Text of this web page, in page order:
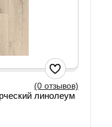
(0 отзывов)
линолеум